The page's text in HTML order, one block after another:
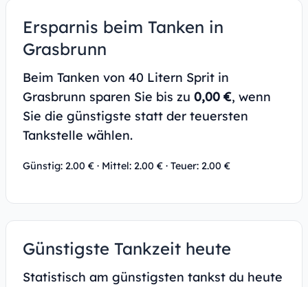
Ersparnis beim Tanken in
Grasbrunn
Beim Tanken von 40 Litern Sprit in
Grasbrunn sparen Sie bis zu 0,00 €, wenn
Sie die günstigste statt der teuersten
Tankstelle wählen.
Günstig: 2.00 € · Mittel: 2.00 € · Teuer: 2.00 €
Günstigste Tankzeit heute
Statistisch am günstigsten tankst du heute